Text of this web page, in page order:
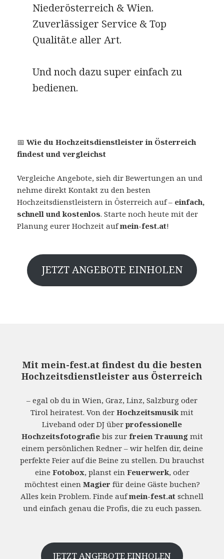
Niederösterreich & Wien.
Zuverlässiger Service & Top
Qualität.e aller Art.
Und noch dazu super einfach zu
bedienen.
📅Wie du Hochzeitsdienstleister in Österreich
findest und vergleichst
Vergleiche Angebote, sieh dir Bewertungen an und
nehme direkt Kontakt zu den besten
Hochzeitsdienstleistern in Österreich auf – einfach,
schnell und kostenlos. Starte noch heute mit der
Planung eurer Hochzeit aufmein-fest.at!
JETZT ANGEBOTE EINHOLEN
Mit mein-fest.at findest du die besten
Hochzeitsdienstleister aus Österreich
– egal ob du in Wien, Graz, Linz, Salzburg oder
Tirol heiratest. Von der Hochzeitsmusik mit
Liveband oder DJ über professionelle
Hochzeitsfotografiebis zur freien Trauungmit
einem persönlichen Redner – wir helfen dir, deine
perfekte Feier auf die Beine zu stellen. Du brauchst
eine Fotobox, planst ein Feuerwerk, oder
möchtest einen Magier für deine Gäste buchen?
Alles kein Problem. Finde aufmein-fest.at schnell
und einfach genau die Profis, die zu euch passen.
JETZT ANGEBOTE EINHOLEN